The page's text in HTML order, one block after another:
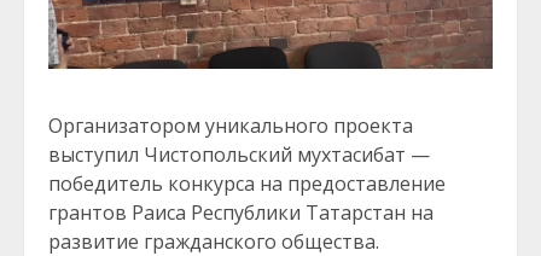
Организатором уникального проекта
выступил Чистопольский мухтасибат —
победитель конкурса на предоставление
грантов Раиса Республики Татарстан на
развитие гражданского общества.